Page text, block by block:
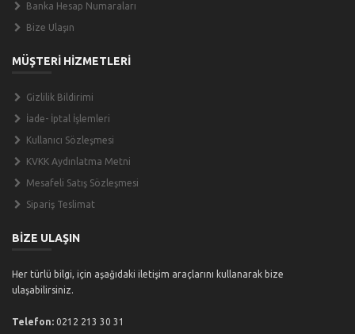
Banka Hesap Numaraları
Bize Ulaşın
MÜŞTERİ HİZMETLERİ
Gizlilik Bildirimi
İade- İptal İşlemleri
Kullanıcı Sözleşmesi
KVKK Aydınlatma Metni
Mesafeli Satış Sözleşmesi
Sipariş Teslimat
BİZE ULAŞIN
Her türlü bilgi, için aşağıdaki iletişim araçlarını kullanarak bize
ulaşabilirsiniz.
Telefon: 0212 213 30 31